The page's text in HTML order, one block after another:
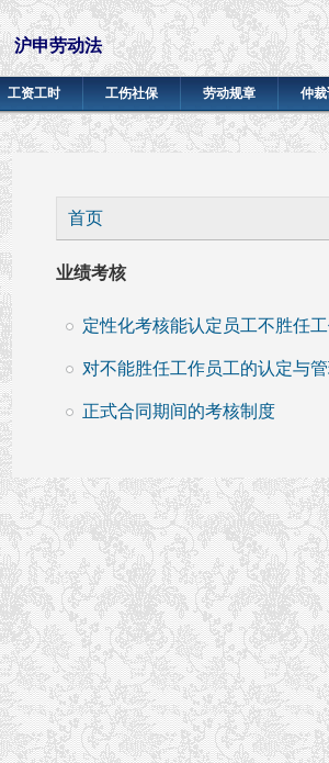
沪申劳动法
工资工时 工伤社保 劳动规章 仲
你在这里
首页
业绩考核
定性化考核能认定员工不胜任
对不能胜任工作员工的认定与
正式合同期间的考核制度